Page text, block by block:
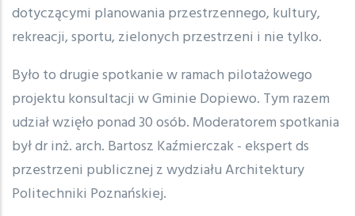
dotyczącymi planowania przestrzennego, kultury,
rekreacji, sportu, zielonych przestrzeni i nie tylko.
Było to drugie spotkanie w ramach pilotażowego
projektu konsultacji w Gminie Dopiewo. Tym razem
udział wzięło ponad 30 osób. Moderatorem spotkania
był dr inż. arch. Bartosz Kaźmierczak - ekspert ds
przestrzeni publicznej z wydziału Architektury
Politechniki Poznańskiej.